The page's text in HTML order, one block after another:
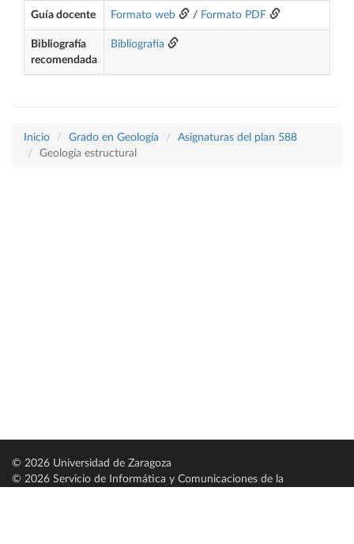
Guía docente Formato web / Formato PDF
Bibliografía
recomendada
Bibliografía
Inicio Grado en Geología
Asignaturas del plan 588
Geología estructural
© 2026 Universidad de Zaragoza
© 2026 Servicio de Informática y Comunicaciones de la